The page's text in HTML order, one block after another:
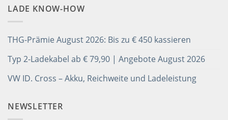
LADE KNOW-HOW
THG-Prämie August 2026: Bis zu € 450 kassieren
Typ 2-Ladekabel ab € 79,90 | Angebote August 2026
VW ID. Cross – Akku, Reichweite und Ladeleistung
NEWSLETTER